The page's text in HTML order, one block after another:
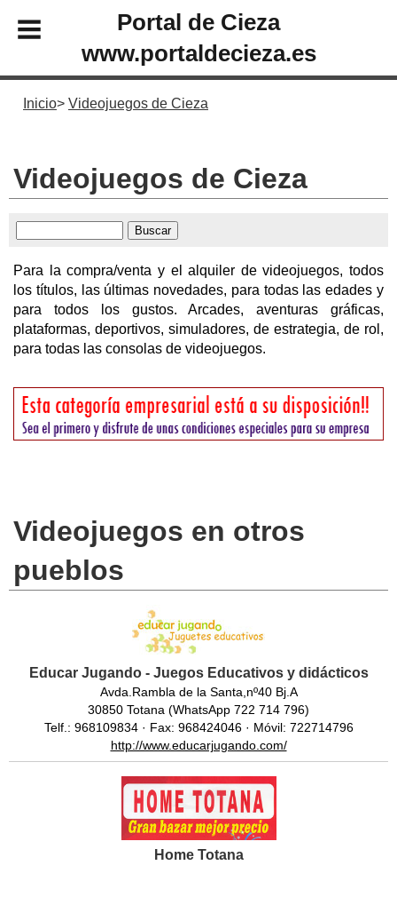
Portal de Cieza
www.portaldecieza.es
Inicio Videojuegos de Cieza
Videojuegos de Cieza
Para la compra/venta y el alquiler de videojuegos, todos
los títulos, las últimas novedades, para todas las edades y
para todos los gustos. Arcades, aventuras gráficas,
plataformas, deportivos, simuladores, de estrategia, de rol,
para todas las consolas de videojuegos.
Videojuegos en otros
pueblos
Educar Jugando - Juegos Educativos y didácticos
Avda.Rambla de la Santa,nº40 Bj.A
30850 Totana (WhatsApp 722 714 796)
Telf.: 968109834 · Fax: 968424046 · Móvil: 722714796
http://www.educarjugando.com/
Home Totana